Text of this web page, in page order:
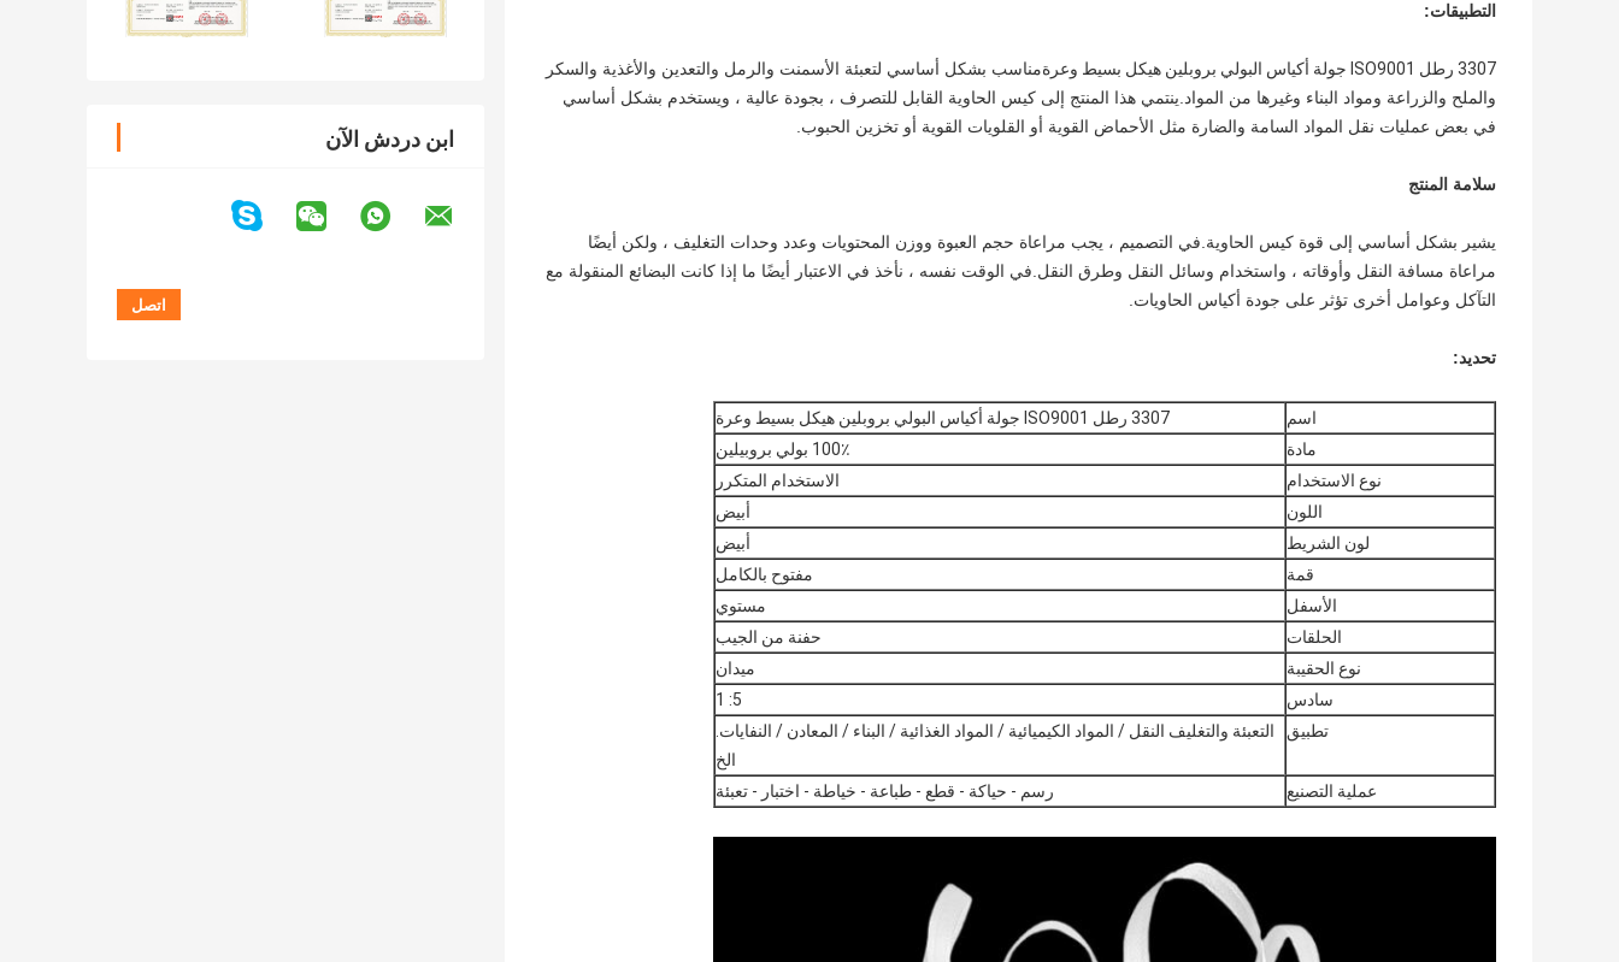
ابن دردش الآن
التطبيقات:
3307 رطل ISO9001 جولة أكياس البولي بروبلين هيكل بسيط وعرة
مناسب بشكل أساسي لتعبئة الأسمنت والرمل والتعدين والأغذية والسكر
والملح والزراعة ومواد البناء وغيرها من المواد.ينتمي هذا المنتج إلى كيس الحاوية القابل للتصرف ، بجودة عالية ، ويستخدم بشكل أساسي
في بعض عمليات نقل المواد السامة والضارة مثل الأحماض القوية أو القلويات القوية أو تخزين الحبوب.
سلامة المنتج
يشير بشكل أساسي إلى قوة كيس الحاوية.في التصميم ، يجب مراعاة حجم العبوة ووزن المحتويات وعدد وحدات التغليف ، ولكن أيضًا
مراعاة مسافة النقل وأوقاته ، واستخدام وسائل النقل وطرق النقل.في الوقت نفسه ، نأخذ في الاعتبار أيضًا ما إذا كانت البضائع المنقولة مع
التآكل وعوامل أخرى تؤثر على جودة أكياس الحاويات.
تحديد:
اسم
3307 رطل ISO9001 جولة أكياس البولي بروبلين هيكل بسيط وعرة
مادة
100٪ بولي بروبيلين
نوع الاستخدام
الاستخدام المتكرر
اللون
أبيض
لون الشريط
أبيض
قمة
مفتوح بالكامل
الأسفل
مستوي
الحلقات
حفنة من الجيب
نوع الحقيبة
ميدان
سادس
5: 1
تطبيق
التعبئة والتغليف النقل / المواد الكيميائية / المواد الغذائية / البناء / المعادن / النفايات.
الخ
عملية التصنيع
رسم - حياكة - قطع - طباعة - خياطة - اختبار - تعبئة